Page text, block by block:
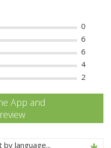
0
6
6
4
2
App and
by language...